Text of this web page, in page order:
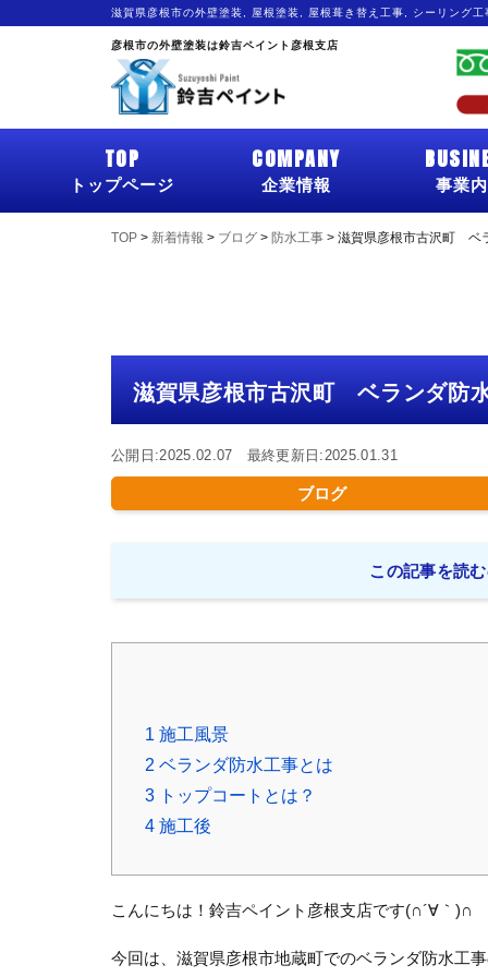
滋賀県彦根市の外壁塗装, 屋根塗装, 屋根葺き替え工事, シーリング
彦根市の外壁塗装は鈴吉ペイント彦根支店
TOP
トップページ
COMPANY
企業情報 事業
TOP > 新着情報 > ブログ > 防水工事 > 滋賀県彦根市古沢町 ベ
滋賀県彦根市古沢町 ベランダ防
公開日:2025.02.07 最終更新日:2025.01.31
ブログ
この記事を読
1 施工風景
2 ベランダ防水工事とは
3 トップコートとは？
4 施工後
こんにちは！鈴吉ペイント彦根支店です(∩´∀｀)∩
今回は、滋賀県彦根市地蔵町でのベランダ防水工